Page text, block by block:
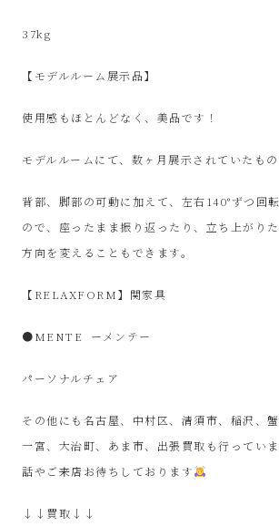
取・
サ
イ
ク
ル
品
販
37kg
【モデルルーム展示品】
使用感もほとんどなく、美品です！
モデルルームにて、数ヶ月展示されていたもの
背部、脚部の可動に加えて、左右140°ずつ回
ので、座ったまま振り返ったり、立ち上がり
方向を変えることもできます。
【RELAXFORM】関家具
●MENTE ーメンテー
パーソナルチェア
その他にも名古屋、中村区、清須市、稲沢、蟹
一宮、大治町、あま市、出張買取も行ってい
話やご来店お待ちしております
↓↓買取↓↓